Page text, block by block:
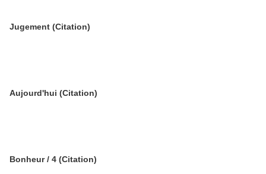
Jugement (Citation)
Aujourd'hui (Citation)
Bonheur / 4 (Citation)